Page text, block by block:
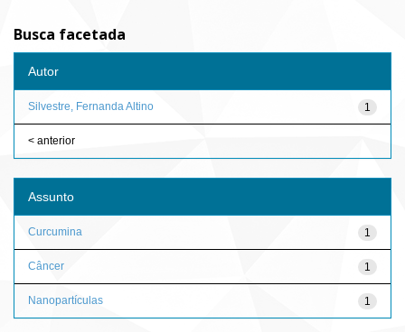
Busca facetada
Autor
1
Silvestre, Fernanda Altino
< anterior
Assunto
1
Curcumina
1
Câncer
1
Nanopartículas